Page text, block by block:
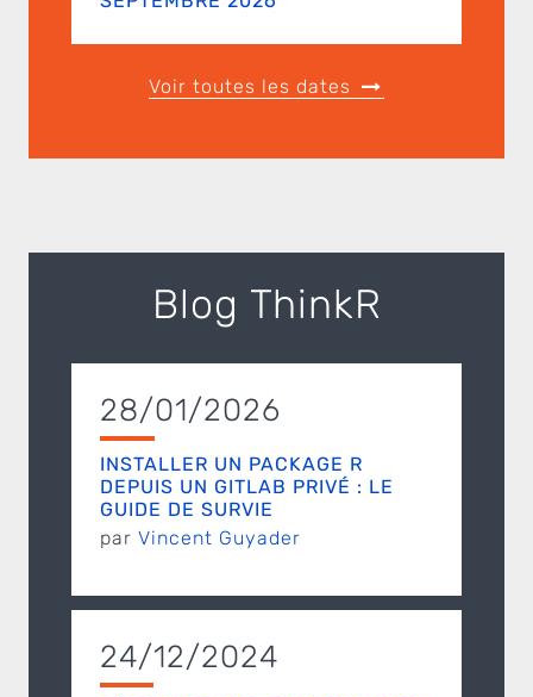
Voir toutes les dates
Blog ThinkR
28/01/2026
INSTALLER UN PACKAGE R
DEPUIS UN GITLAB PRIVÉ : LE
GUIDE DE SURVIE
par Vincent Guyader
24/12/2024